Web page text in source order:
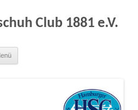
Club 1881 e.V.